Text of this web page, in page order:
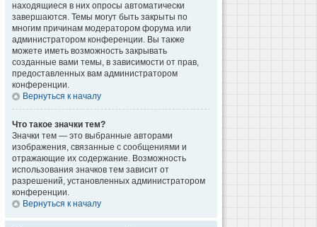
находящиеся в них опросы автоматически
завершаются. Темы могут быть закрыты по
многим причинам модератором форума или
администратором конференции. Вы также
можете иметь возможность закрывать
созданные вами темы, в зависимости от прав,
предоставленных вам администратором
конференции.
Вернуться к началу
Что такое значки тем?
Значки тем — это выбранные авторами
изображения, связанные с сообщениями и
отражающие их содержание. Возможность
использования значков тем зависит от
разрешений, установленных администратором
конференции.
Вернуться к началу